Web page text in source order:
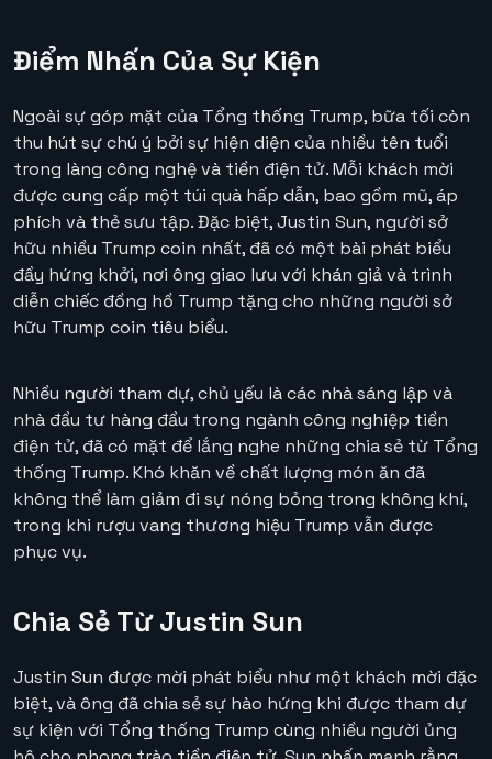
Điểm Nhấn Của Sự Kiện
Ngoài sự góp mặt của Tổng thống Trump, bữa tối còn
thu hút sự chú ý bởi sự hiện diện của nhiều tên tuổi
trong làng công nghệ và tiền điện tử. Mỗi khách mời
được cung cấp một túi quà hấp dẫn, bao gồm mũ, áp
phích và thẻ sưu tập. Đặc biệt, Justin Sun, người sở
hữu nhiều Trump coin nhất, đã có một bài phát biểu
đầy hứng khởi, nơi ông giao lưu với khán giả và trình
diễn chiếc đồng hồ Trump tặng cho những người sở
hữu Trump coin tiêu biểu.
Nhiều người tham dự, chủ yếu là các nhà sáng lập và
nhà đầu tư hàng đầu trong ngành công nghiệp tiền
điện tử, đã có mặt để lắng nghe những chia sẻ từ Tổng
thống Trump. Khó khăn về chất lượng món ăn đã
không thể làm giảm đi sự nóng bỏng trong không khí,
trong khi rượu vang thương hiệu Trump vẫn được
phục vụ.
Chia Sẻ Từ Justin Sun
Justin Sun được mời phát biểu như một khách mời đặc
biệt, và ông đã chia sẻ sự hào hứng khi được tham dự
sự kiện với Tổng thống Trump cùng nhiều người ủng